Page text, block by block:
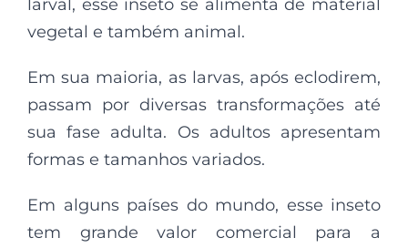
larval, esse inseto se alimenta de material
vegetal e também animal.
Em sua maioria, as larvas, após eclodirem,
passam por diversas transformações até
sua fase adulta. Os adultos apresentam
formas e tamanhos variados.
Em alguns países do mundo, esse inseto
tem grande valor comercial para a